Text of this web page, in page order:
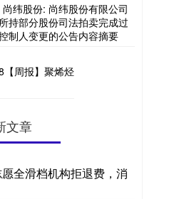
纬股份: 尚纬股份有限公司
持部分股份司法拍卖完成过
制人变更的公告内容摘要
【周报】聚烯烃
文章
全滑档机构拒退费，消